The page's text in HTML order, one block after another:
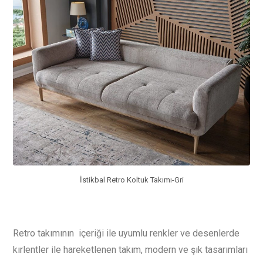
İstikbal Retro Koltuk Takımı-Gri
Retro takımının içeriği ile uyumlu renkler ve desenlerde
kırlentler ile hareketlenen takım, modern ve şık tasarımları